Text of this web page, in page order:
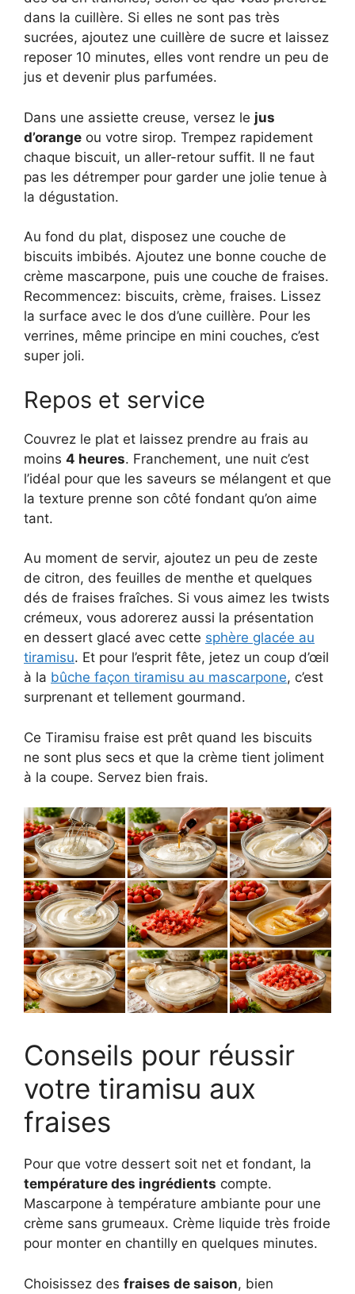
dans la cuillère. Si elles ne sont pas très
sucrées, ajoutez une cuillère de sucre et laissez
reposer 10 minutes, elles vont rendre un peu de
jus et devenir plus parfumées.
Dans une assiette creuse, versez le jus
d’orange ou votre sirop. Trempez rapidement
chaque biscuit, un aller-retour suffit. Il ne faut
pas les détremper pour garder une jolie tenue à
la dégustation.
Au fond du plat, disposez une couche de
biscuits imbibés. Ajoutez une bonne couche de
crème mascarpone, puis une couche de fraises.
Recommencez: biscuits, crème, fraises. Lissez
la surface avec le dos d’une cuillère. Pour les
verrines, même principe en mini couches, c’est
super joli.
Repos et service
Couvrez le plat et laissez prendre au frais au
moins 4 heures. Franchement, une nuit c’est
l’idéal pour que les saveurs se mélangent et que
la texture prenne son côté fondant qu’on aime
tant.
Au moment de servir, ajoutez un peu de zeste
de citron, des feuilles de menthe et quelques
dés de fraises fraîches. Si vous aimez les twists
crémeux, vous adorerez aussi la présentation
en dessert glacé avec cette sphère glacée au
tiramisu. Et pour l’esprit fête, jetez un coup d’œil
à la bûche façon tiramisu au mascarpone, c’est
surprenant et tellement gourmand.
Ce Tiramisu fraise est prêt quand les biscuits
ne sont plus secs et que la crème tient joliment
à la coupe. Servez bien frais.
Conseils pour réussir
votre tiramisu aux
fraises
Pour que votre dessert soit net et fondant, la
température des ingrédients compte.
Mascarpone à température ambiante pour une
crème sans grumeaux. Crème liquide très froide
pour monter en chantilly en quelques minutes.
Choisissez des fraises de saison, bien